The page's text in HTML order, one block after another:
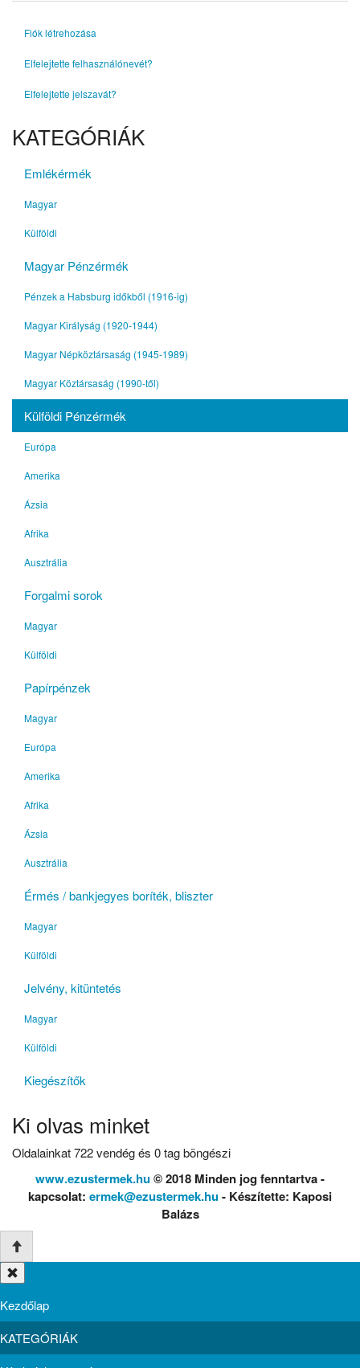
Fiók létrehozása
Elfelejtette felhasználónevét?
Elfelejtette jelszavát?
KATEGÓRIÁK
Emlékérmék
Magyar
Külföldi
Magyar Pénzérmék
Pénzek a Habsburg időkből (1916-ig)
Magyar Királyság (1920-1944)
Magyar Népköztársaság (1945-1989)
Magyar Köztársaság (1990-től)
Külföldi Pénzérmék
Európa
Amerika
Ázsia
Afrika
Ausztrália
Forgalmi sorok
Magyar
Külföldi
Papírpénzek
Magyar
Európa
Amerika
Afrika
Ázsia
Ausztrália
Érmés / bankjegyes boríték, bliszter
Magyar
Külföldi
Jelvény, kitüntetés
Magyar
Külföldi
Kiegészítők
Ki olvas minket
Oldalainkat 722 vendég és 0 tag böngészi
www.ezustermek.hu© 2018 Minden jog fenntartva -
kapcsolat: ermek@ezustermek.hu- Készítette: Kaposi
Balázs
Kezdőlap
KATEGÓRIÁK